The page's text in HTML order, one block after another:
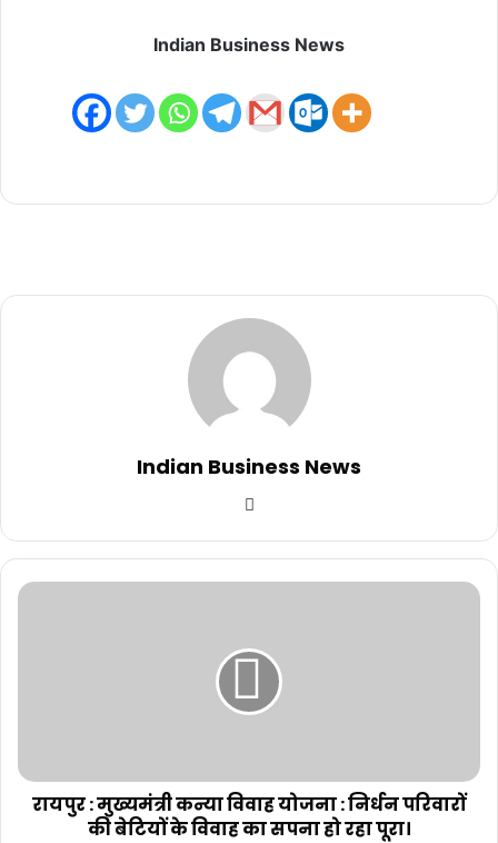
Indian Business News
Indian Business News
Website
रायपुर : मुख्यमंत्री कन्या विवाह योजना : निर्धन परिवारों
की बेटियों के विवाह का सपना हो रहा पूरा।